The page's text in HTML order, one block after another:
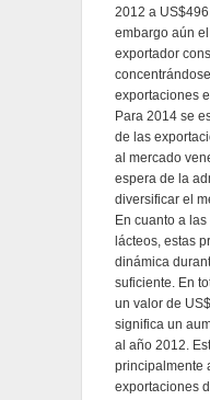
2012 a
embargo aún
exportador
exportaciones
Para 2014 se
de las
al mercado
espera de la
diversificar el
En cuanto a
lácteos, estas
dinámica
suficiente. En
un valor de
significa un
al año 2012.
principalmente
exportaciones